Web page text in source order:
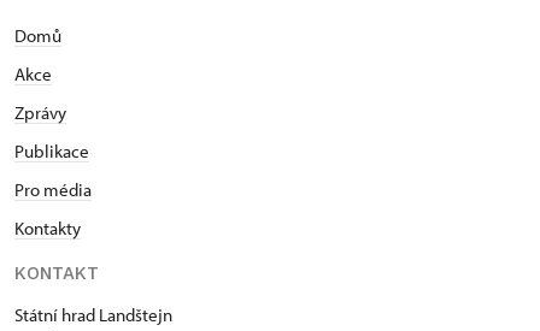
Domů
Akce
Zprávy
Publikace
Pro média
Kontakty
KONTAKT
Státní hrad Landštejn